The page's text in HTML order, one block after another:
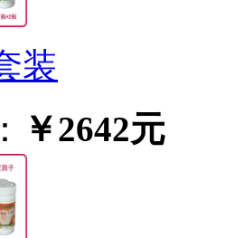
装
￥2642元